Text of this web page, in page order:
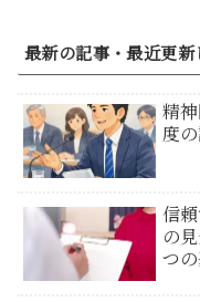
最新の記事・最近更新
精
度
信
の
つ